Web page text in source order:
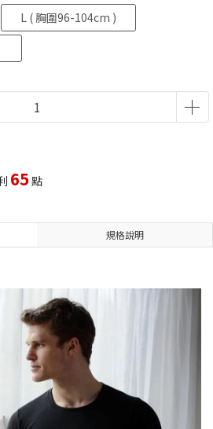
L ( 胸圍96-104cm )
65點
規格說明